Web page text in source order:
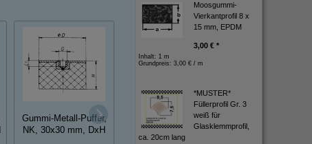
Gummi-Metall-Puffer,
NK, 30x30 mm, DxH
Gummi-Metall-Puffer,
NK, 75x40 mm, DxH
NK, 50x20 mm,
Moosgummi-
Vierkantprofil 8 x
15 mm, EPDM
3,00 € *
Inhalt: 1 m
Grundpreis: 3,00 € / m
*MUSTER*
Füllerprofil Gr. 3
weiß für
Glasklemmprofil,
ca. 20cm lang